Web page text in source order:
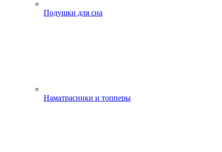
Подушки для сна
Наматрасники и топперы